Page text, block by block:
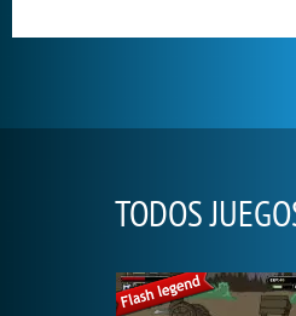
TODOS